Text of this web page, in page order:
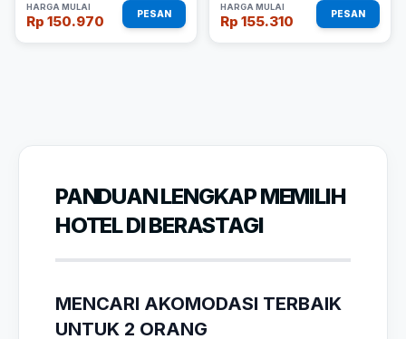
HARGA MULAI
Rp 150.970 PESAN
HARGA MULAI
Rp 155.310 PESAN
PANDUAN LENGKAP MEMILIH
HOTEL DI BERASTAGI
MENCARI AKOMODASI TERBAIK
UNTUK 2 ORANG